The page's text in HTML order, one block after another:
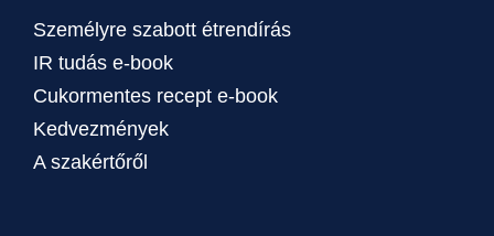
Személyre szabott étrendírás
IR tudás e-book
Cukormentes recept e-book
Kedvezmények
A szakértőről